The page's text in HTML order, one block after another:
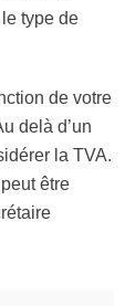
type de
de votre
delà d’un
la TVA.
être